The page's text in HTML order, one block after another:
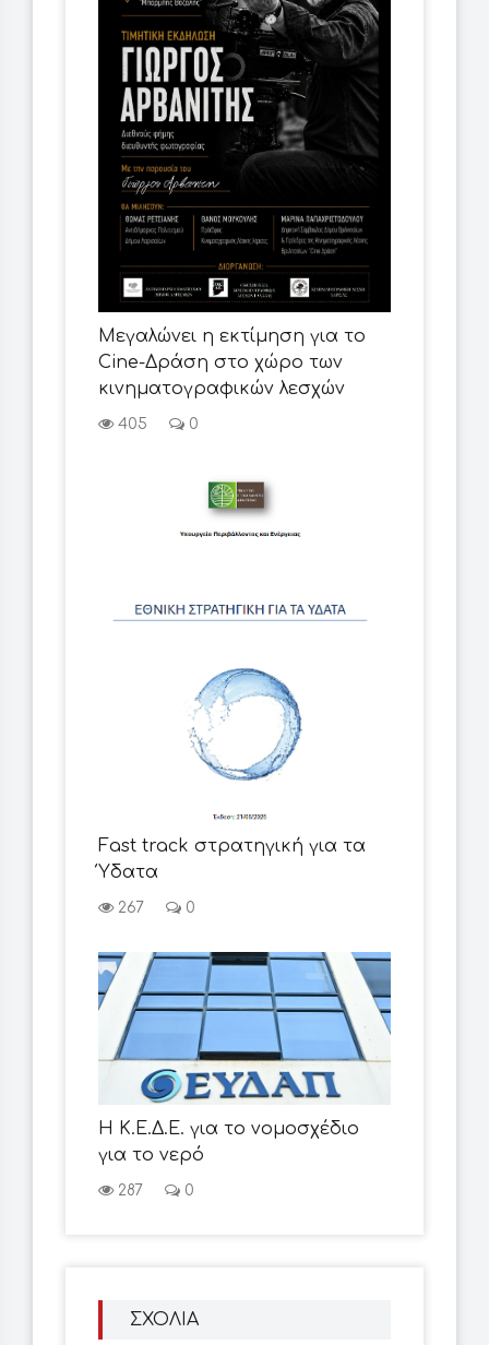
Μεγαλώνει η εκτίμηση για το
Cine-Δράση στο χώρο των
κινηματογραφικών λεσχών
405 0
Fast track στρατηγική για τα
Ύδατα
267 0
Η Κ.Ε.Δ.Ε. για το νομοσχέδιο
για το νερό
287 0
ΣΧΟΛΙΑ